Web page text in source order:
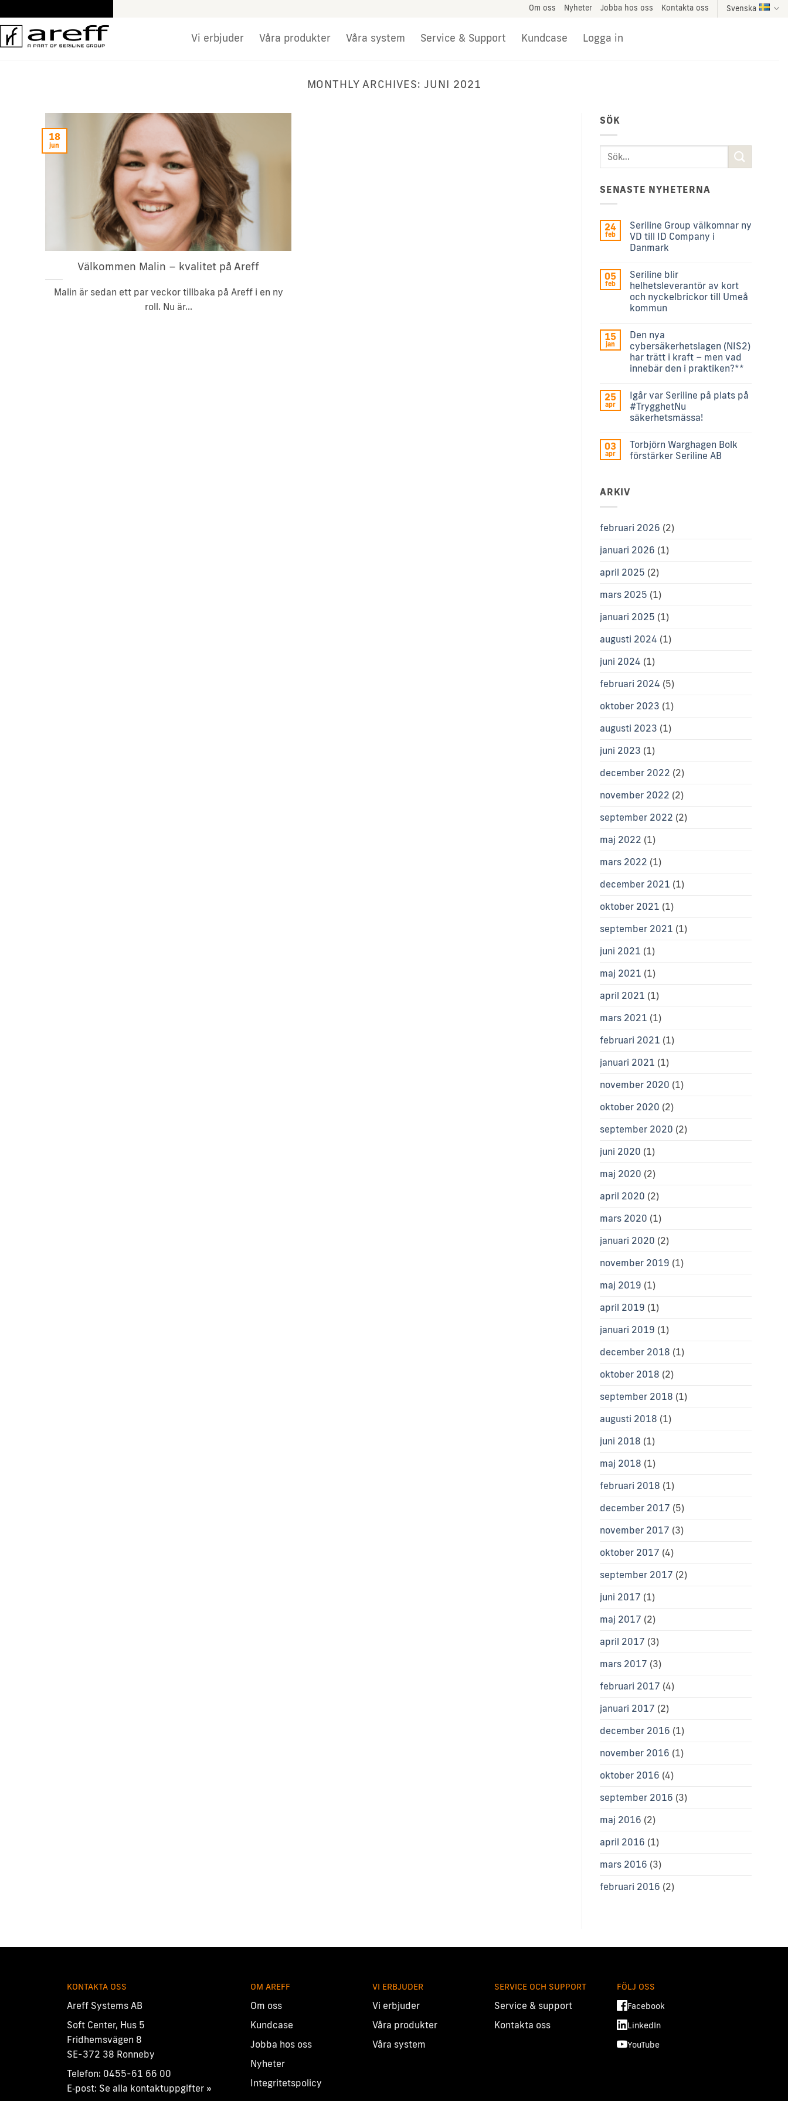
to
content
Om oss Nyheter Jobba hos oss Kontakta oss Svenska
Vi erbjuder Våra produkter Våra system Service & Support Kundcase Logga in
MONTHLY ARCHIVES:JUNI 2021
Välkommen Malin – kvalitet på Areff
Malin är sedan ett par veckor tillbaka på Areff i en ny
roll. Nu är...
18
jun
SÖK
SENASTE NYHETERNA
24
feb
Seriline Group välkomnar ny
VD till ID Company i
Danmark
05
feb
Seriline blir
helhetsleverantör av kort
och nyckelbrickor till Umeå
kommun
15
jan
Den nya
cybersäkerhetslagen (NIS2)
har trätt i kraft – men vad
innebär den i praktiken?**
25
apr
Igår var Seriline på plats på
#TrygghetNu
säkerhetsmässa!
03
apr
Torbjörn Warghagen Bolk
förstärker Seriline AB
ARKIV
februari 2026 (2)
januari 2026 (1)
april 2025 (2)
mars 2025 (1)
januari 2025 (1)
augusti 2024 (1)
juni 2024 (1)
februari 2024 (5)
oktober 2023 (1)
augusti 2023 (1)
juni 2023 (1)
december 2022 (2)
november 2022 (2)
september 2022 (2)
maj 2022 (1)
mars 2022 (1)
december 2021 (1)
oktober 2021 (1)
september 2021 (1)
juni 2021 (1)
maj 2021 (1)
april 2021 (1)
mars 2021 (1)
februari 2021 (1)
januari 2021 (1)
november 2020 (1)
oktober 2020 (2)
september 2020 (2)
juni 2020 (1)
maj 2020 (2)
april 2020 (2)
mars 2020 (1)
januari 2020 (2)
november 2019 (1)
maj 2019 (1)
april 2019 (1)
januari 2019 (1)
december 2018 (1)
oktober 2018 (2)
september 2018 (1)
augusti 2018 (1)
juni 2018 (1)
maj 2018 (1)
februari 2018 (1)
december 2017 (5)
november 2017 (3)
oktober 2017 (4)
september 2017 (2)
juni 2017 (1)
maj 2017 (2)
april 2017 (3)
mars 2017 (3)
februari 2017 (4)
januari 2017 (2)
december 2016 (1)
november 2016 (1)
oktober 2016 (4)
september 2016 (3)
maj 2016 (2)
april 2016 (1)
mars 2016 (3)
februari 2016 (2)
KONTAKTA OSS
Areff Systems AB
Soft Center, Hus 5
Fridhemsvägen 8
SE-372 38 Ronneby
Telefon: 0455-61 66 00
E‑post: Se alla kontaktuppgifter »
OM AREFF
Om oss
Kundcase
Jobba hos oss
Nyheter
Integritetspolicy
VI ERBJUDER
Vi erbjuder
Våra produkter
Våra system
SERVICE OCH SUPPORT
Service & support
Kontakta oss
FÖLJ OSS
Facebook
LinkedIn
YouTube